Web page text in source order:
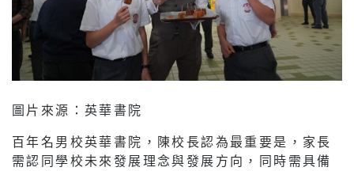
圖片來源：英華書院
百年名男校英華書院，陳校長認為最重要是，家長
需認同學校未來發展理念與發展方向，同時需具備